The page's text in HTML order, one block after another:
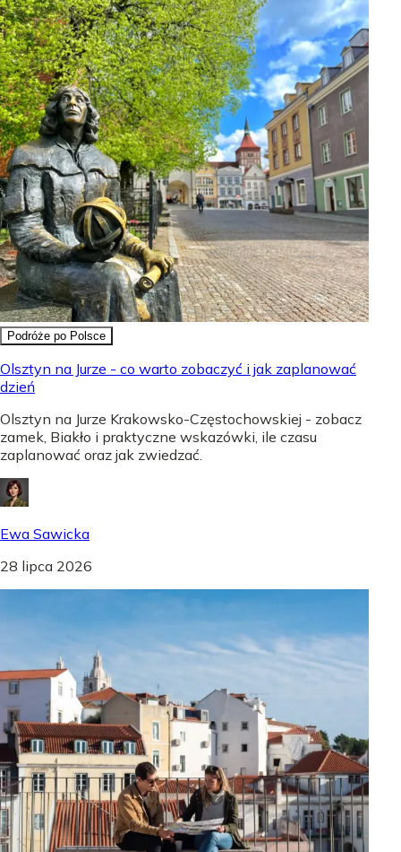
Podróże po Polsce
Olsztyn na Jurze - co warto zobaczyć i jak zaplanować
dzień
Olsztyn na Jurze Krakowsko-Częstochowskiej - zobacz
zamek, Biakło i praktyczne wskazówki, ile czasu
zaplanować oraz jak zwiedzać.
Ewa Sawicka
28 lipca 2026